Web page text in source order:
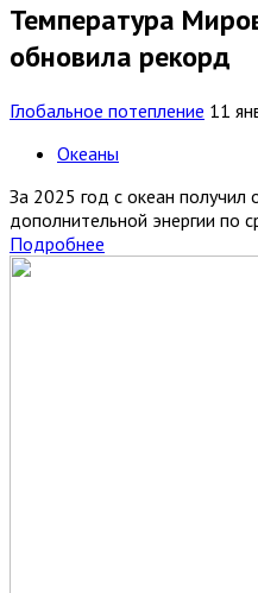
Температура
обновила рекорд
Глобальное потепление 11
Океаны
За 2025 год с океан
дополнительной энергии по
Подробнее